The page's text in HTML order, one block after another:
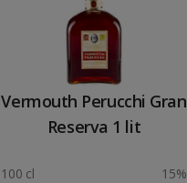
Vermouth Perucchi Gran
Reserva 1 lit
100 cl 15%